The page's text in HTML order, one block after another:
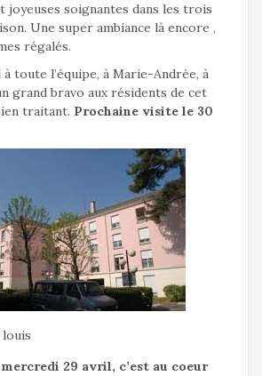
joyeuses soignantes dans les trois
Une super ambiance là encore ,
régalés.
toute l’équipe, à Marie-Andrée, à
grand bravo aux résidents de cet
traitant. Prochaine visite le 30
louis
29 avril, c’est au coeur